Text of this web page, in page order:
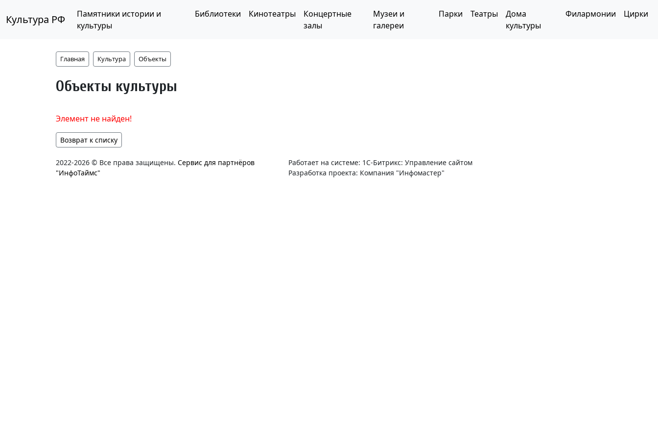
Культура РФ
Памятники истории и
культуры
Библиотеки Кинотеатры
Концертные
залы
Музеи и
галереи
Парки Театры
Дома
культуры
Филармонии Цирки
Главная Культура Объекты
Объекты культуры
Элемент не найден!
Возврат к списку
2022-2026 © Все права защищены. Сервис для партнёров
"ИнфоТаймс"
Работает на системе: 1С-Битрикс: Управление сайтом
Разработка проекта: Компания "Инфомастер"